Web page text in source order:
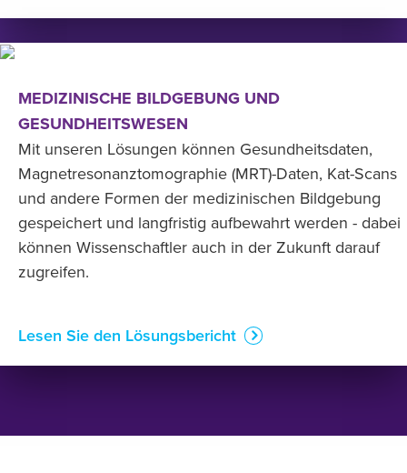
MEDIZINISCHE BILDGEBUNG UND
GESUNDHEITSWESEN
Mit unseren Lösungen können Gesundheitsdaten,
Magnetresonanztomographie (MRT)-Daten, Kat-Scans
und andere Formen der medizinischen Bildgebung
gespeichert und langfristig aufbewahrt werden - dabei
können Wissenschaftler auch in der Zukunft darauf
zugreifen.
Lesen Sie den Lösungsbericht